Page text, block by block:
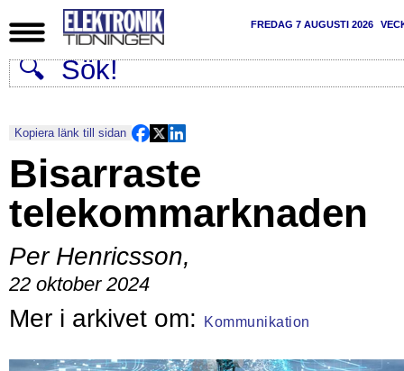
FREDAG 7 AUGUSTI 2026
Kopiera länk till sidan
Bisarraste
telekommarknaden
Per Henricsson,
22 oktober 2024
Kommunikation